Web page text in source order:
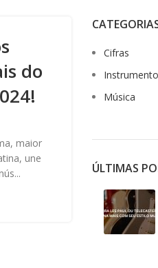
do
maior
une
Cifras
Música
ÚLTIMAS